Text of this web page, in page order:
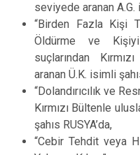
seviyede aranan A.G.
“Birden Fazla Kişi
Öldürme ve Kişiyi
suçlarından
aranan Ü.K. isimli
“Dolandırıcılık ve
Kırmızı Bültenle
şahıs RUSYA’da,
“Cebir Tehdit veya